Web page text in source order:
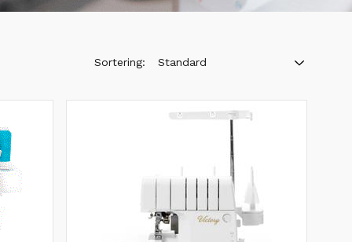
Sortering: Standard